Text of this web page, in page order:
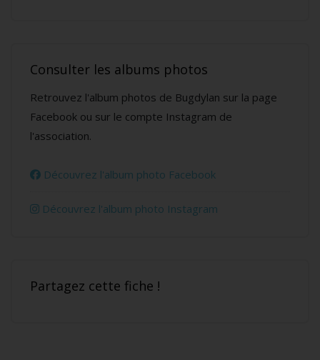
Consulter les albums photos
Retrouvez l'album photos de Bugdylan sur la page
Facebook ou sur le compte Instagram de
l'association.
Découvrez l'album photo Facebook
Découvrez l'album photo Instagram
Partagez cette fiche !